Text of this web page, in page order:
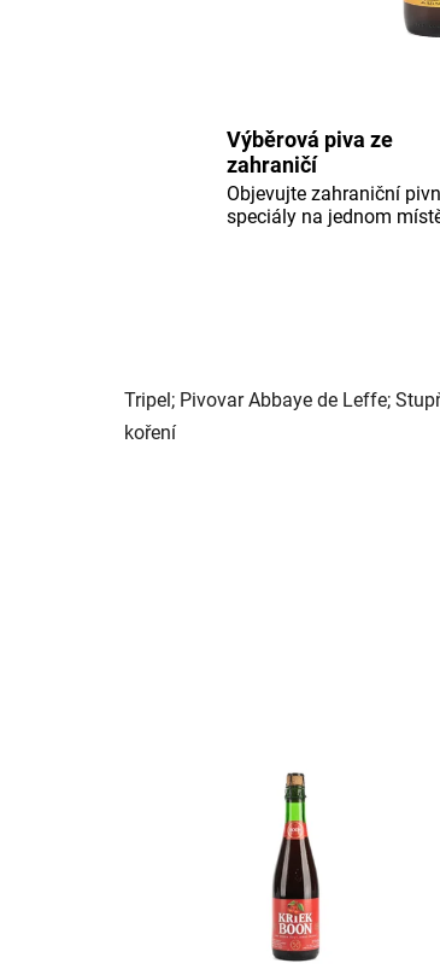
Výběrová piva ze
zahraničí
Objevujte zahraniční
speciály na jednom
Tripel; Pivovar Abbaye de Leffe;
koření